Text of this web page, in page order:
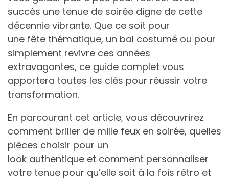
succès une tenue de soirée digne de cette
décennie vibrante. Que ce soit pour
une fête thématique, un bal costumé ou pour
simplement revivre ces années
extravagantes, ce guide complet vous
apportera toutes les clés pour réussir votre
transformation.
En parcourant cet article, vous découvrirez
comment briller de mille feux en soirée, quelles
pièces choisir pour un
look authentique et comment personnaliser
votre tenue pour qu’elle soit à la fois rétro et